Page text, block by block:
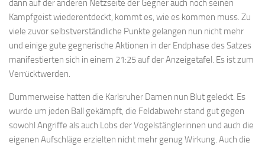
dann auf der anderen Netzseite der Gegner auch noch seinen
Kampfgeist wiederentdeckt, kommt es, wie es kommen muss. Zu
viele zuvor selbstverständliche Punkte gelangen nun nicht mehr
und einige gute gegnerische Aktionen in der Endphase des Satzes
manifestierten sich in einem 21:25 auf der Anzeigetafel. Es ist zum
Verrücktwerden.
Dummerweise hatten die Karlsruher Damen nun Blut geleckt. Es
wurde um jeden Ball gekämpft, die Feldabwehr stand gut gegen
sowohl Angriffe als auch Lobs der Vogelstänglerinnen und auch die
eigenen Aufschläge erzielten nicht mehr genug Wirkung. Auch die